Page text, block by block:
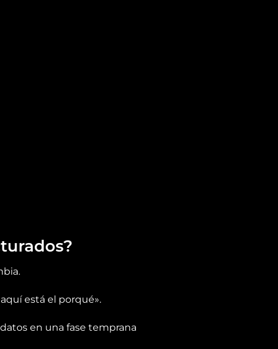
está el porqué».
en una fase temprana